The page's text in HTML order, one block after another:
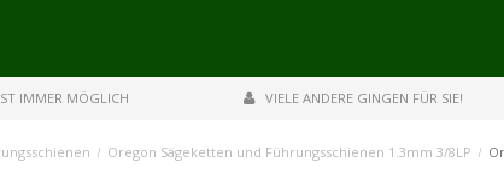
IMMER MÖGLICH VIELE ANDERE GINGEN FÜR SIE!
/ Oregon Sägeketten und Führungsschienen 1.3mm 3/8LP /